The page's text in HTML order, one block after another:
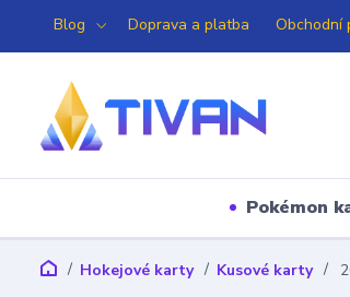
Blog Doprava a platba Obchodní
Pokémon
Hokejové karty Kusové karty